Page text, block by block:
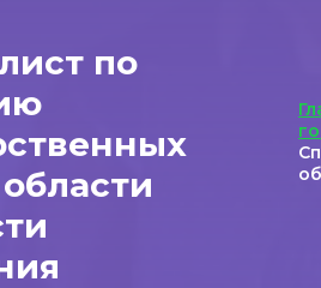
по